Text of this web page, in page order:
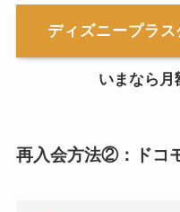
ディズニープラ
いまなら月
再入会方法②：ドコ